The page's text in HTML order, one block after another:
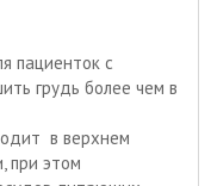
пациенток с
грудь более чем в
в верхнем
при этом